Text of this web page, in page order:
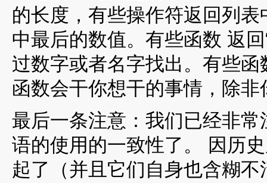
的长度，有些操作符返回列
中最后的数值。有些函数 返
过数字或者名字找出。有些
函数会干你想干的事情，除
最后一条注意：我们已经非常
语的使用的一致性了。 因历
起了（并且它们自身也含糊不